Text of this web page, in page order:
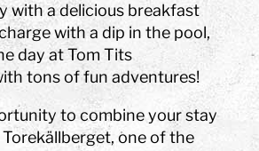
with a delicious breakfast
with a dip in the pool,
day at Tom Tits
tons of fun adventures!
to combine your stay
one of the